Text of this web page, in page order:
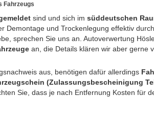
Fahrzeugs
sind und sich imsüddeutschen
Demontage und Trockenlegung effektiv
sprechen Sie uns an. Autoverwertung
an, die Details klären wir aber gerne
aus, benötigen dafür allerdings
(Zulassungsbescheinigung
Sie, dass je nach Entfernung Kosten für